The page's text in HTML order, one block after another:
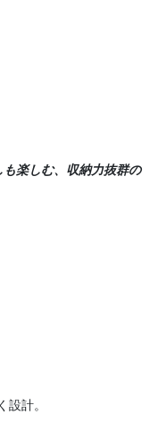
も楽しむ、収納力抜群の
設計。